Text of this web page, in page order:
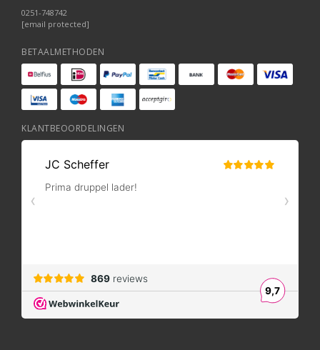
0251-748742
[email protected]
BETAALMETHODEN
KLANTBEOORDELINGEN